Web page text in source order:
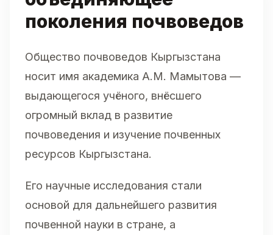
поколения почвоведов
Общество почвоведов Кыргызстана
носит имя академика А.М. Мамытова —
выдающегося учёного, внёсшего
огромный вклад в развитие
почвоведения и изучение почвенных
ресурсов Кыргызстана.
Его научные исследования стали
основой для дальнейшего развития
почвенной науки в стране, а